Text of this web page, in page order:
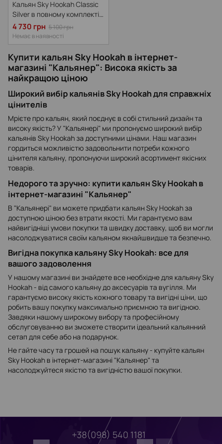
Кальян Sky Hookah Classic
Silver в повному комплекті
на колбі Craft Clear 65 см
4 730 грн 5 100 грн
Немає в наявності
Купити кальян Sky Hookah в інтернет-
магазині "Кальянер": Висока якість за
найкращою ціною
Широкий вибір кальянів Sky Hookah для справжніх
цінителів
Мрієте про кальян, який поєднує в собі стильний дизайн та
високу якість? У "Кальянері" ми пропонуємо широкий вибір
кальянів Sky Hookah за доступними цінами. Наш магазин
гордиться можливістю задовольнити потреби кожного
цінителя кальяну, пропонуючи широкий асортимент якісних
товарів.
Недорого та зручно: купити кальян Sky Hookah в
інтернет-магазині "Кальянер"
В "Кальянері" ви можете придбати кальян Sky Hookah за
доступною ціною без втрати якості. Ми гарантуємо вам
найвигідніші умови покупки та швидку доставку, щоб ви могли
насолоджуватися своїм кальяном якнайшвидше та безпечно.
Вигідна покупка кальяну Sky Hookah: все для
вашого задоволення
У нашому магазині ви знайдете все необхідне для кальяну Sky
Hookah - від самого кальяну до аксесуарів та вугілля. Ми
гарантуємо високу якість кожного товару та вигідні ціни, що
робить вашу покупку максимально приємною та вигідною.
Завдяки нашому широкому вибору та професійному
обслуговуванню ви зможете створити ідеальний кальянний
сетап для себе або на подарунок.
Не гайте часу та грошей на пошук кальяну - купуйте кальян
Sky Hookah в інтернет-магазині "Кальянер" та
насолоджуйтеся якістю та вигідністю вашої покупки.
+38(098) 540 1181